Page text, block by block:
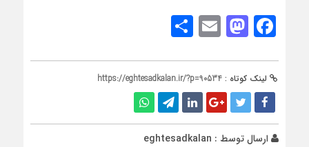
Facebook
Mastodon
Email
لینک کوتاه : https://eghtesadkalan.ir/?p=90534
ارسال توسط : eghtesadkalan